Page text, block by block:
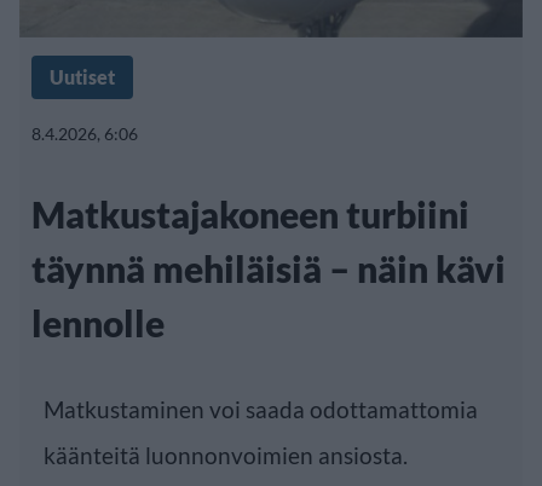
Uutiset
8.4.2026, 6:06
Matkustajakoneen turbiini
täynnä mehiläisiä – näin kävi
lennolle
Matkustaminen voi saada odottamattomia
käänteitä luonnonvoimien ansiosta.